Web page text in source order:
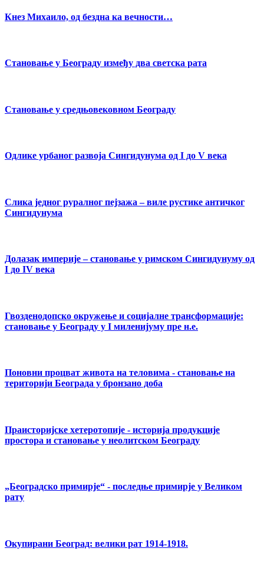
Кнез Михаило, од бездна ка вечности…
Становање у Београду између два светска рата
Становање у средњовековном Београду
Одлике урбаног развоја Сингидунума од I до V века
Слика једног руралног пејзажа – виле рустике античког
Сингидунума
Долазак империје – становање у римском Сингидунуму од
I до IV века
Гвозденодопско окружење и социјалне трансформације:
становање у Београду у I миленијуму пре н.е.
Поновни процват живота на теловима - становање на
територији Београда у бронзано доба
Праисторијске хетеротопије - историја продукције
простора и становање у неолитском Београду
„Београдско примирје“ - последње примирје у Великом
рату
Окупирани Београд: велики рат 1914-1918.